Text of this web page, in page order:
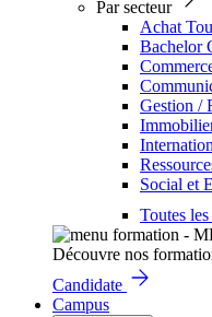
Par secteur
Achat
Bachelor
Gestion /
Social et
Toutes
Découvre nos
Candidate
Campus